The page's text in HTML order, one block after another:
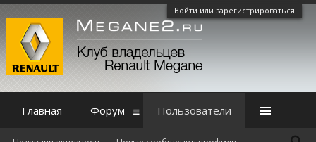
Войти или зарегистрироваться
Главная Форум Пользователи